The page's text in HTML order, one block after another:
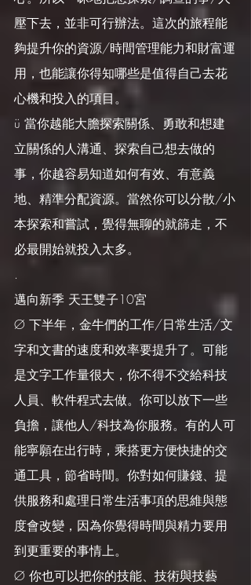
壓下去，並非可行辦法。這次的旅程能
夠提升你的資源/時間管理能力和財富運
用，也能讓你得知哪些是值得自己去花
心機和投入的項目。
ü 當你越能大膽探索關係、勇敢和想建
立關係的人溝通、探索自己想去做的
事，你越容易知道如何有效、有意義
地、精準分配資源。當然你可以分散/小
本探索和嘗試，覺得無聊的就篩走，不
必最開始就投入太多。
.
邁向新季 天王雙子10宮
Ø 下半年，金牛們的工作/日常生活/文
字和文書的速度和效率要提升了。可能
是文字工作量很大，你不得不交給科技
人員、軟件程式去做。你可以放下一些
負擔，讓他人/科技為你服務。有的人可
能寧願在出行時，乘搭更方便快捷的交
通工具，節省時間。你對如何賺錢、提
供服務和處理日常生活事項的思維與態
度會改變，因為你覺得時間與精力要用
到更重要的事情上。
Ø 你也可以把你的技能、技術與技藝